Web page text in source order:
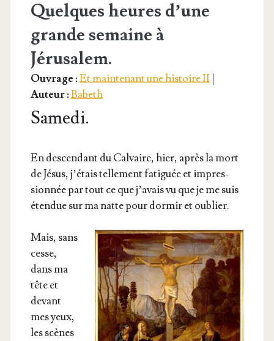
Quelques heures d’une
grande semaine à
Jérusalem.
Ouvrage :Et maintenant une histoire II
Auteur :Babeth
Samedi.
En des­cen­dant du Cal­vaire, hier, après la mort
de Jésus, j’é­tais tel­le­ment fati­guée et impres­
sion­née par tout ce que j’a­vais vu que je me suis
éten­due sur ma natte pour dor­mir et oublier.
Mais, sans
cesse,
dans ma
tête et
devant
mes yeux,
les scènes